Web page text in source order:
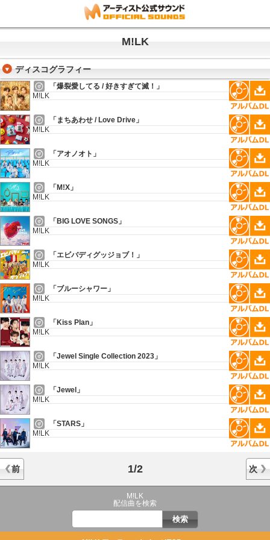
M!LK
ディスコグラフィー
「爆裂愛してる / 好きすぎて滅！」
M!LK
「まちあわせ / Love Drive」
M!LK
「アオノオト」
M!LK
「M!X」
M!LK
「BIG LOVE SONGS」
M!LK
「エビバディグッジョブ！」
M!LK
「ブルーシャワー」
M!LK
「Kiss Plan」
M!LK
「Jewel Single Collection 2023」
M!LK
「Jewel」
M!LK
「STARS」
M!LK
前 1/2 次
M!LK
配信曲を検索